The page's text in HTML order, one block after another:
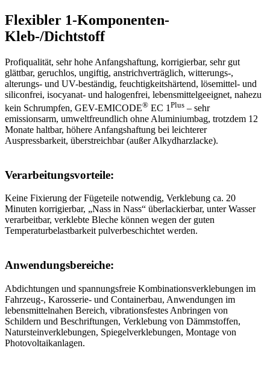
Flexibler 1-Komponenten-
Kleb-/Dichtstoff
Profiqualität, sehr hohe Anfangshaftung, korrigierbar, sehr gut
glättbar, geruchlos, ungiftig, anstrichverträglich, witterungs-,
alterungs- und UV-beständig, feuchtigkeitshärtend, lösemittel- und
siliconfrei, isocyanat- und halogenfrei, lebensmittelgeeignet, nahezu
kein Schrumpfen, GEV-EMICODE® EC 1 Plus – sehr
emissionsarm, umweltfreundlich ohne Aluminiumbag, trotzdem 12
Monate haltbar, höhere Anfangshaftung bei leichterer
Auspressbarkeit, überstreichbar (außer Alkydharzlacke).
Verarbeitungsvorteile:
Keine Fixierung der Fügeteile notwendig, Verklebung ca. 20
Minuten korrigierbar, „Nass in Nass“ überlackierbar, unter Wasser
verarbeitbar, verklebte Bleche können wegen der guten
Temperaturbelastbarkeit pulverbeschichtet werden.
Anwendungsbereiche:
Abdichtungen und spannungsfreie Kombinationsverklebungen im
Fahrzeug-, Karosserie- und Containerbau, Anwendungen im
lebensmittelnahen Bereich, vibrationsfestes Anbringen von
Schildern und Beschriftungen, Verklebung von Dämmstoffen,
Natursteinverklebungen, Spiegelverklebungen, Montage von
Photovoltaikanlagen.